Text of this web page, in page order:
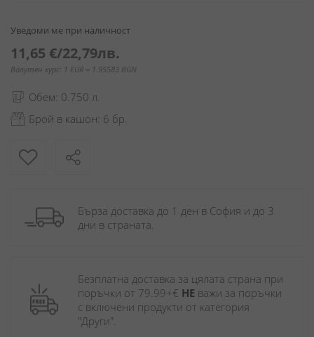
Уведоми ме при наличност
11,65 €/22,79лв.
Валутен курс: 1 EUR = 1.95583 BGN
Обем: 0.750 л.
Брой в кашон: 6 бр.
Бърза доставка до 1 ден в София и до 3
дни в страната.
Безплатна доставка за цялата страна при
поръчки от 79.99+€ НЕ важи за поръчки
с включени продукти от категория
"Други".